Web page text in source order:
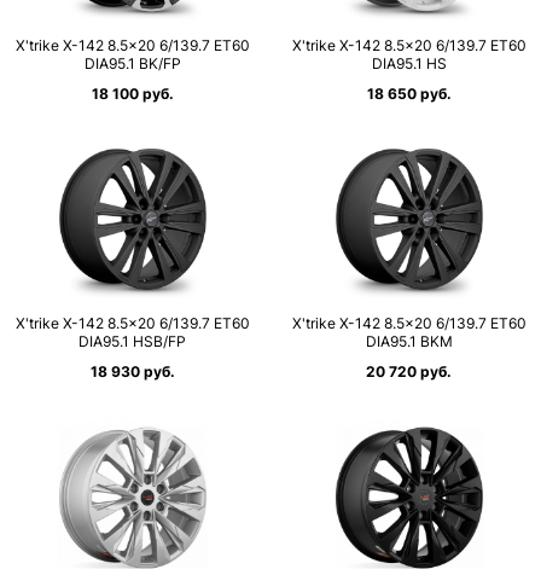
X'trike X-142 8.5×20 6/139.7 ET60
DIA95.1 BK/FP
18 100 руб.
X'trike X-142 8.5×20 6/139.7 ET60
DIA95.1 HS
18 650 руб.
X'trike X-142 8.5×20 6/139.7 ET60
DIA95.1 HSB/FP
18 930 руб.
X'trike X-142 8.5×20 6/139.7 ET60
DIA95.1 BKM
20 720 руб.